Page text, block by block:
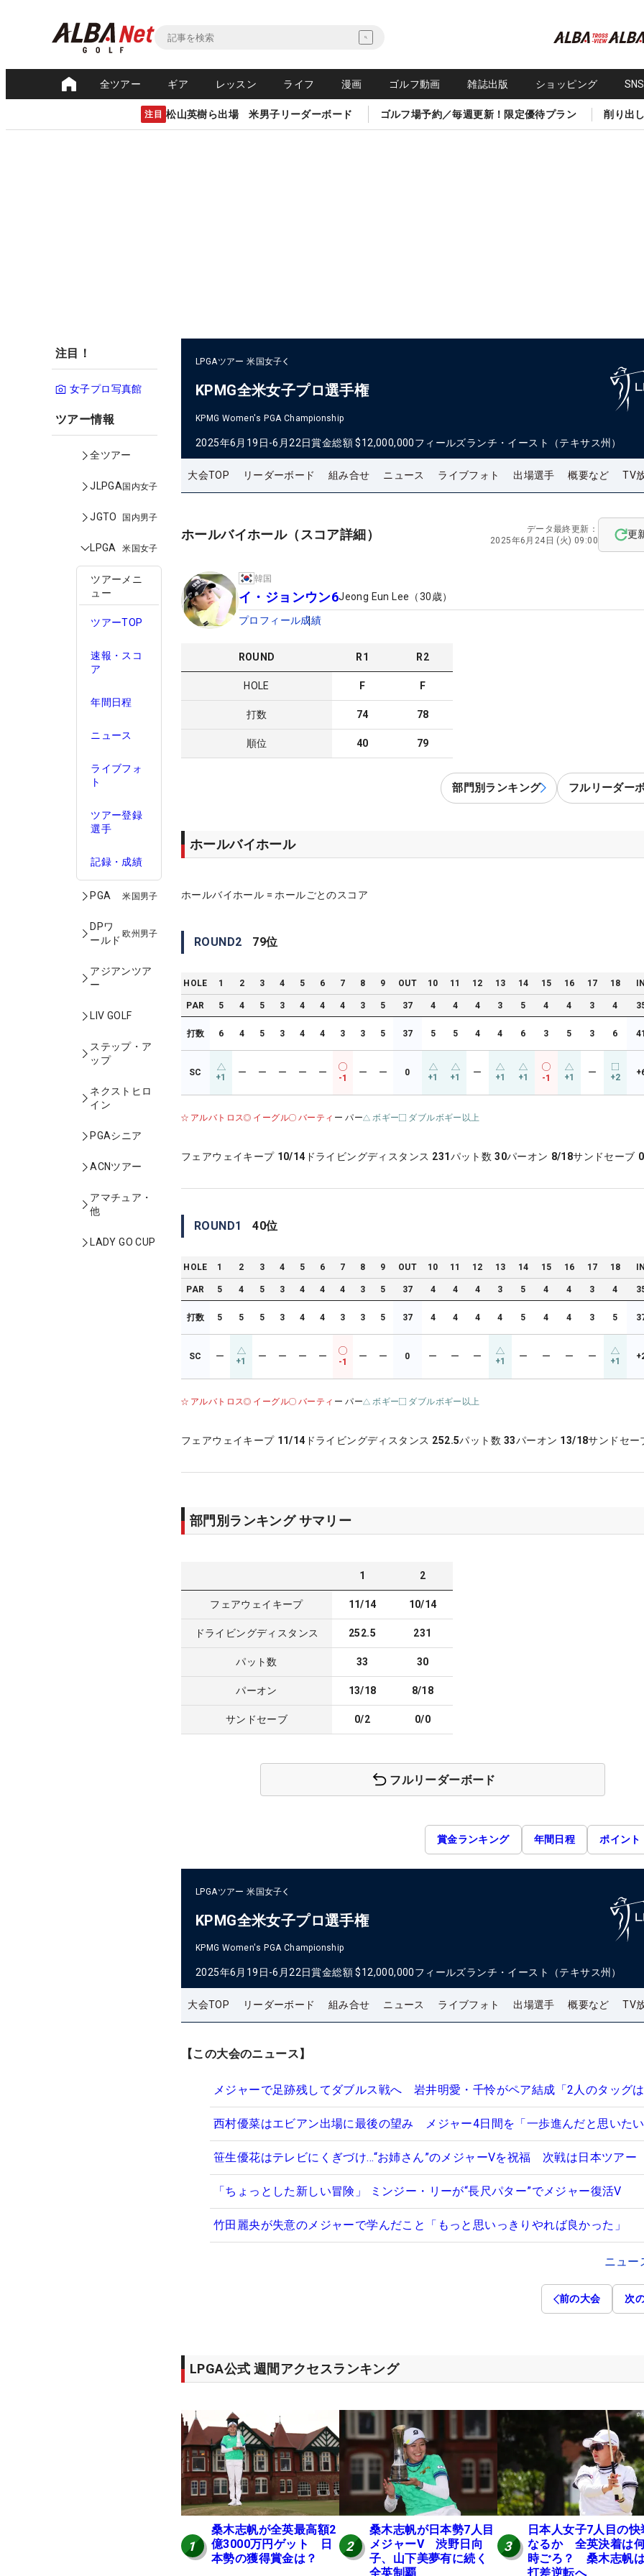
全ツアー ギア レッスン ライフ 漫画 ゴルフ動画 雑誌出版 ショッピング
注目 松山英樹ら出場 米男子リーダーボード ゴルフ場予約／毎週更新！限定優待プラン 削り出
注目！
女子プロ写真館
ツアー情報
全ツアー
JLPGA国内女子
JGTO 国内男子
LPGA 米国女子
ツアーメニ
ュー
ツアーTOP
速報・スコ
ア
年間日程
ニュース
ライブフォ
ト
ツアー登録
選手
記録・成績
PGA 米国男子
DPワ
ールド
欧州男子
アジアンツア
ー
LIV GOLF
ステップ・ア
ップ
ネクストヒロ
イン
PGAシニア
ACNツアー
アマチュア・
他
LADY GO CUP
LPGAツアー 米国女子
KPMG全米女子プロ選手権
KPMG Women's PGA Championship
2025年6月19日-6月22日賞金総額 $12,000,000フィールズランチ・イースト（テキサス州）
大会TOP リーダーボード 組み合せ ニュース ライブフォト 出場選手 概要など TV
ホールバイホール（スコア詳細）
データ最終更新：
2025年6月24日 (火) 09:00
更
韓国
イ・ジョンウン6Jeong Eun Lee （30歳）
プロフィール成績
ROUND R1 R2
HOLE F F
打数 74 78
順位 40 79
部門別ランキング フルリーダー
ホールバイホール
ホールバイホール = ホールごとのスコア
ROUND2 79位
HOLE 1 2 3 4 5 6 7 8 9 OUT 10 11 12 13 14 15 16 17 18
PAR 5 4 5 3 4 4 4 3 5 37 4 4 4 3 5 4 4 3 4
打数 6 4 5 3 4 4 3 3 5 37 5 5 4 4 6 3 5 3 6
SC +1 ー ー ー ー ー
-1
ー ー 0 +1 +1 ー +1 +1 -1 +1 ー +2
アルバトロス イーグル バーティ ー パー ボギー ダブルボギー以上
フェアウェイキープ 10/14 ドライビングディスタンス 231パット数 30パーオン 8/18サンドセーブ
ROUND1 40位
HOLE 1 2 3 4 5 6 7 8 9 OUT 10 11 12 13 14 15 16 17 18
PAR 5 4 5 3 4 4 4 3 5 37 4 4 4 3 5 4 4 3 4
打数 5 5 5 3 4 4 3 3 5 37 4 4 4 4 5 4 4 3 5
SC ー +1 ー ー ー ー
-1
ー ー 0 ー ー ー +1 ー ー ー ー +1
アルバトロス イーグル バーティ ー パー ボギー ダブルボギー以上
フェアウェイキープ 11/14 ドライビングディスタンス 252.5パット数 33パーオン 13/18サンドセー
部門別ランキング サマリー
1 2
フェアウェイキープ 11/14 10/14
ドライビングディスタンス 252.5 231
パット数 33 30
パーオン 13/18 8/18
サンドセーブ 0/2 0/0
フルリーダーボード
賞金ランキング 年間日程 ポイント
LPGAツアー 米国女子
KPMG全米女子プロ選手権
KPMG Women's PGA Championship
2025年6月19日-6月22日賞金総額 $12,000,000フィールズランチ・イースト（テキサス州）
大会TOP リーダーボード 組み合せ ニュース ライブフォト 出場選手 概要など TV
【この大会のニュース】
メジャーで足跡残してダブルス戦へ 岩井明愛・千怜がペア結成「2人のタッグ
西村優菜はエビアン出場に最後の望み メジャー4日間を「一歩進んだと思いた
笹生優花はテレビにくぎづけ…“お姉さん”のメジャーVを祝福 次戦は日本ツアー
「ちょっとした新しい冒険」 ミンジー・リーが“長尺パター”でメジャー復活V
竹田麗央が失意のメジャーで学んだこと「もっと思いっきりやれば良かった」
ニュー
前の大会 次
LPGA公式 週間アクセスランキング
1
桑木志帆が全英最高額2
億3000万円ゲット 日
本勢の獲得賞金は？
2
桑木志帆が日本勢7人目
メジャーV 渋野日向
子、山下美夢有に続く
全英制覇
3
日本人女子7人目の快
なるか 全英決着は
時ごろ？ 桑木志帆
打差逆転へ